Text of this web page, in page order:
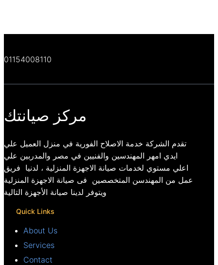
01154008110
مركز صيانتك
تقدم الشركة خدمة الاصلاح الفورية في منزل العميل علي
ايدي امهر المهندسين والفنيين في مصر والمدربين علي
اعلي مستوي لخدمات صيانة الاجهزة المنزلية ، لدنيا فريق
عمل من المهندسن المتخصصين فى صيانة الاجهزة المنزلية
ويتوفر لدينا صيانة الأجهزة التالية
Quick Links
About Us
Services
Contact